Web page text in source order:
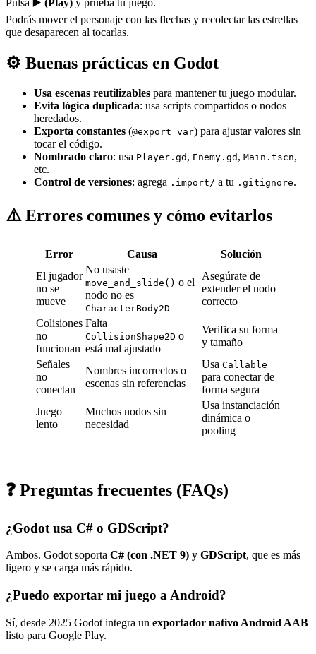
Pulsa ▶️ (Play) y prueba tu juego.
Podrás mover el personaje con las flechas y recolectar las estrellas
que desaparecen al tocarlas.
⚙️ Buenas prácticas en Godot
Usa escenas reutilizables para mantener tu juego modular.
Evita lógica duplicada: usa scripts compartidos o nodos
heredados.
Exporta constantes (@export var) para ajustar valores sin
tocar el código.
Nombrado claro: usa Player.gd , Enemy.gd , Main.tscn,
etc.
Control de versiones: agrega .import/ a tu .gitignore.
⚠️ Errores comunes y cómo evitarlos
Error Causa
Solución
El jugador
no se
mueve
No usaste
move_and_slide() o el
nodo no es
CharacterBody2D
Asegúrate de
extender el nodo
correcto
Colisiones
no
funcionan
Falta
CollisionShape2D o
está mal ajustado
Verifica su forma
y tamaño
Señales
no
conectan
Nombres incorrectos o
escenas sin referencias
Usa Callable
para conectar de
forma segura
Juego
lento
Muchos nodos sin
necesidad
Usa instanciación
dinámica o
pooling
❓ Preguntas frecuentes (FAQs)
¿Godot usa C# o GDScript?
Ambos. Godot soporta C# (con .NET 9) y GDScript, que es más
ligero y se carga más rápido.
¿Puedo exportar mi juego a Android?
Sí, desde 2025 Godot integra un exportador nativo Android AAB
listo para Google Play.